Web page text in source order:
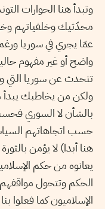
وتبدأ هنا الحوارات
محدّثيك وخلفياتهم
عمّا يجري في سوريا
واضح أو غير مفهوم
تتحدث عن سوريا
ولكن من يخاطبك يبدأ
بالشأن لا السوري
حسب اتجاهاتهم
هنا أبدا) لا يؤمن
يعانوه من حكم
الحكم وتتحول
الإسلاميون كما فعلوا